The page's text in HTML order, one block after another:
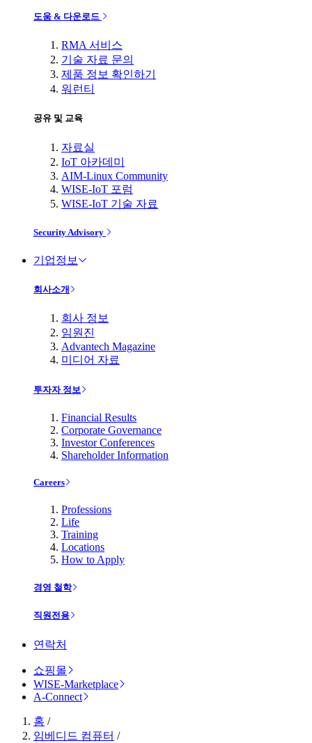
도움 & 다운로드
RMA 서비스
기술 자료 문의
제품 정보 확인하기
워런티
공유 및 교육
자료실
IoT 아카데미
AIM-Linux Community
WISE-IoT 포럼
WISE-IoT 기술 자료
Security Advisory
기업정보
회사소개
회사 정보
임원진
Advantech Magazine
미디어 자료
투자자 정보
Financial Results
Corporate Governance
Investor Conferences
Shareholder Information
Careers
Professions
Life
Training
Locations
How to Apply
경영 철학
직원전용
연락처
쇼핑몰
WISE-Marketplace
A-Connect
홈 /
임베디드 컴퓨터 /